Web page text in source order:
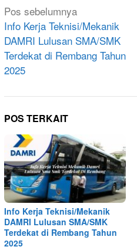
Navigasi
pos
Pos sebelumnya
Info Kerja Teknisi/Mekanik
DAMRI Lulusan SMA/SMK
Terdekat di Rembang Tahun
2025
POS TERKAIT
Info Kerja Teknisi/Mekanik
DAMRI Lulusan SMA/SMK
Terdekat di Rembang Tahun
2025